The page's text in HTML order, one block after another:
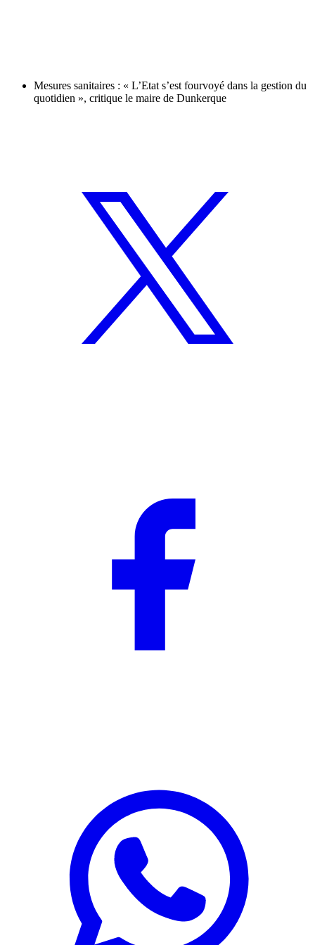
Mesures sanitaires : « L’Etat s’est fourvoyé dans la gestion du
quotidien », critique le maire de Dunkerque